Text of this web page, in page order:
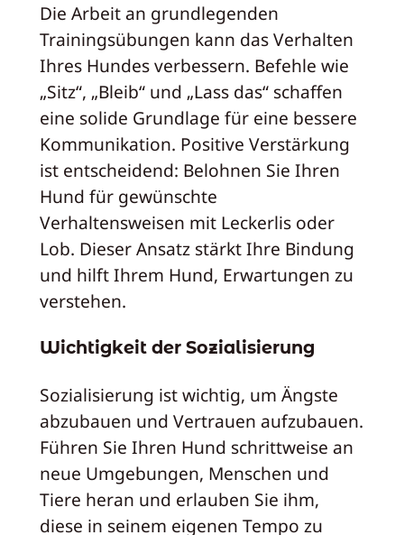
Die Arbeit an grundlegenden
Trainingsübungen kann das Verhalten
Ihres Hundes verbessern. Befehle wie
„Sitz“, „Bleib“ und „Lass das“ schaffen
eine solide Grundlage für eine bessere
Kommunikation. Positive Verstärkung
ist entscheidend: Belohnen Sie Ihren
Hund für gewünschte
Verhaltensweisen mit Leckerlis oder
Lob. Dieser Ansatz stärkt Ihre Bindung
und hilft Ihrem Hund, Erwartungen zu
verstehen.
Wichtigkeit der Sozialisierung
Sozialisierung ist wichtig, um Ängste
abzubauen und Vertrauen aufzubauen.
Führen Sie Ihren Hund schrittweise an
neue Umgebungen, Menschen und
Tiere heran und erlauben Sie ihm,
diese in seinem eigenen Tempo zu